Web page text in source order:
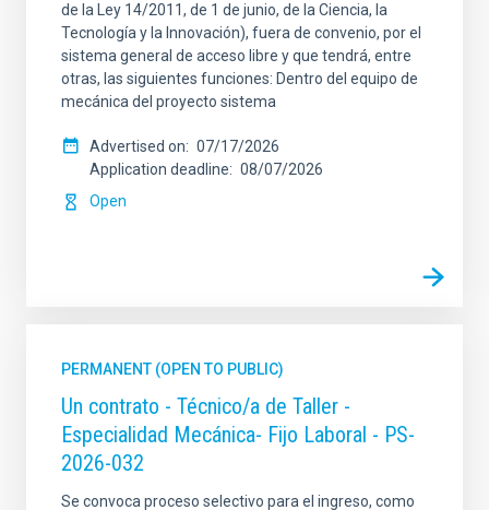
de la Ley 14/2011, de 1 de junio, de la Ciencia, la
Tecnología y la Innovación), fuera de convenio, por el
sistema general de acceso libre y que tendrá, entre
otras, las siguientes funciones: Dentro del equipo de
mecánica del proyecto sistema
Advertised on
07/17/2026
Application deadline
08/07/2026
Open
PERMANENT (OPEN TO PUBLIC)
Un contrato - Técnico/a de Taller -
Especialidad Mecánica- Fijo Laboral - PS-
2026-032
Se convoca proceso selectivo para el ingreso, como